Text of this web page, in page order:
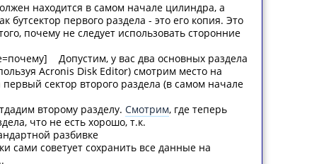
находится в самом начале цилиндра, а
первого раздела - это его копия. Это
почему не следует использовать сторонние
Допустим, у вас два основных раздела
Acronis Disk Editor) смотрим место на
сектор второго раздела (в самом начале
второму разделу. Смотрим, где теперь
что не есть хорошо, т.к.
разбивке
сами советует сохранить все данные на